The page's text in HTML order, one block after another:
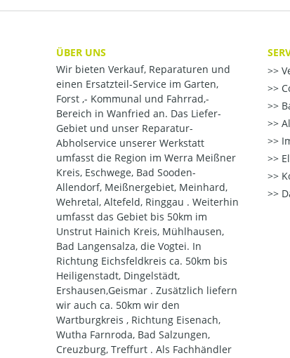
ÜBER UNS
Wir bieten Verkauf, Reparaturen und
einen Ersatzteil-Service im Garten,
Forst ,- Kommunal und Fahrrad,-
Bereich in Wanfried an. Das Liefer-
Gebiet und unser Reparatur-
Abholservice unserer Werkstatt
umfasst die Region im Werra Meißner
Kreis, Eschwege, Bad Sooden-
Allendorf, Meißnergebiet, Meinhard,
Wehretal, Altefeld, Ringgau . Weiterhin
umfasst das Gebiet bis 50km im
Unstrut Hainich Kreis, Mühlhausen,
Bad Langensalza, die Vogtei. In
Richtung Eichsfeldkreis ca. 50km bis
Heiligenstadt, Dingelstädt,
Ershausen,Geismar . Zusätzlich liefern
wir auch ca. 50km wir den
Wartburgkreis , Richtung Eisenach,
Wutha Farnroda, Bad Salzungen,
Creuzburg, Treffurt . Als Fachhändler